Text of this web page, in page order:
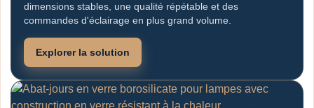
dimensions stables, une qualité répétable et des
commandes d'éclairage en plus grand volume.
Explorer la solution